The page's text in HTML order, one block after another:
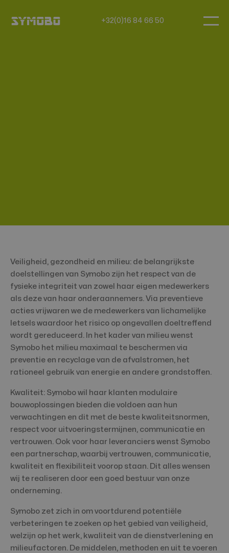
+32(0)16 84 66 50
Veiligheid, gezondheid en milieu: de belangrijkste
doelstellingen van Symobo zijn het respect van de
fysieke integriteit van zowel haar eigen medewerkers
als deze van haar onderaannemers. Via preventieve
acties vrijwaren we de medewerkers van lichamelijke
letsels waardoor het risico op ongevallen doeltreffend
wordt gereduceerd. In het kader van milieu wenst
Symobo het milieu maximaal te beschermen via
preventie en recyclage van de afvalstromen, het
rationeel gebruik van energie en andere grondstoffen.
Kwaliteit: Symobo wil haar klanten modulaire
bouwoplossingen bieden die voldoen aan hun
verwachtingen en dit met de beste kwaliteitsnormen,
respect voor uitvoeringstermijnen, communicatie en
vertrouwen. Ook voor haar leveranciers wenst Symobo
een partnerschap, waarbij vertrouwen, communicatie,
kwaliteit en flexibiliteit voorop staan. Dit alles wensen
wij te realiseren door een goed bestuur van onze
onderneming.
Symobo zet zich in om voortdurend potentiële
verbeteringen te zoeken op het gebied van veiligheid,
welzijn op het werk, kwaliteit van de dienstverlening en
milieufactoren. De middelen, methoden en uit te voeren